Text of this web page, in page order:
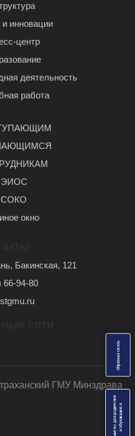
О
б
р
а
т
н
а
я
с
в
я
з
ь
Анкеты для родителей иобучающихс
я
и инновации
центр
деятельность
работа
ЭИОС
СОКО
окно
Бакинская, 121
66-94-80
ГМУ Минздрава